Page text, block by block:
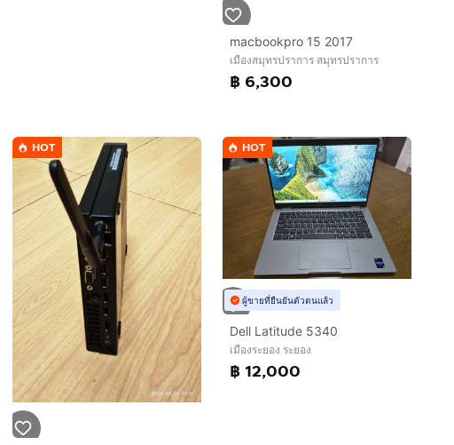
macbookpro 15 2017
เมืองสมุทรปราการ สมุทรปราการ
฿ 6,300
HOT HOT
ผู้ขายที่ยืนยันตัวตนแล้ว
Dell Latitude 5340
เมืองระยอง ระยอง
฿ 12,000